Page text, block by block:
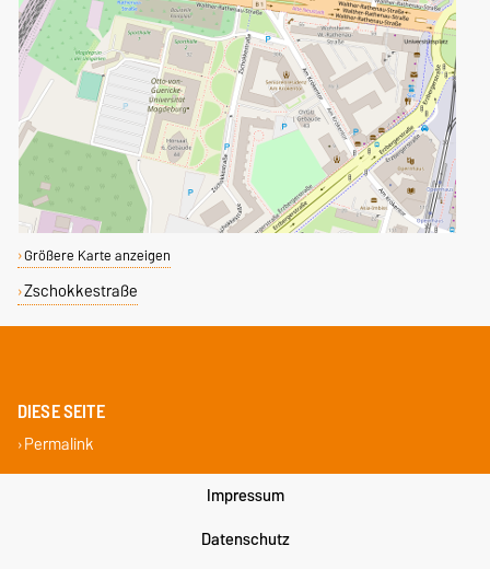
Größere Karte anzeigen
Zschokkestraße
DIESE SEITE
Permalink
Impressum
Datenschutz